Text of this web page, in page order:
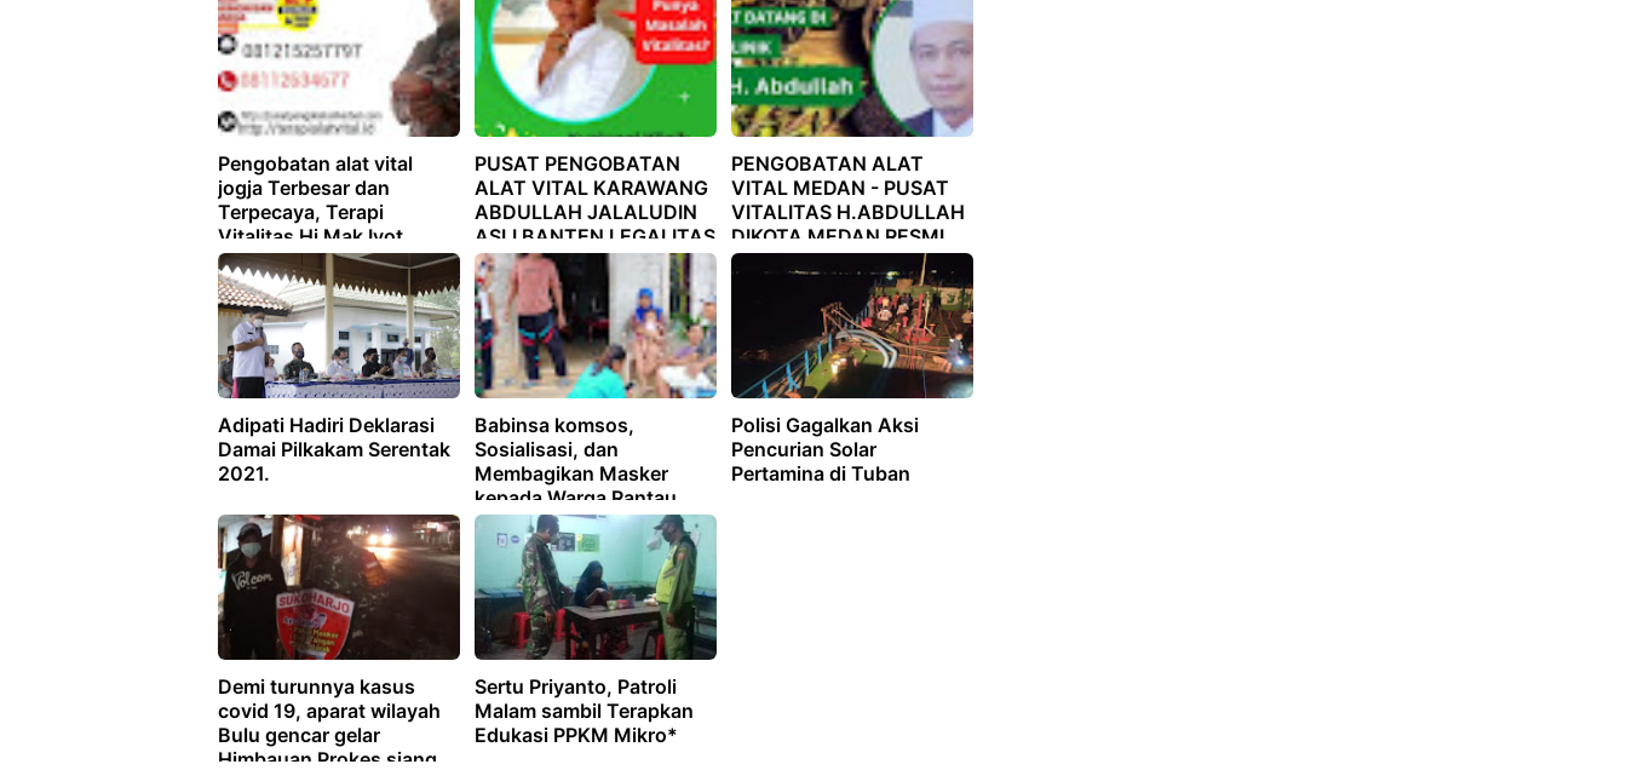
Pengobatan alat vital
jogja Terbesar dan
Terpecaya, Terapi
Vitalitas Hj Mak Iyot
PUSAT PENGOBATAN
ALAT VITAL KARAWANG
ABDULLAH JALALUDIN
ASLI BANTEN LEGALITAS
RESMI
PENGOBATAN ALAT
VITAL MEDAN - PUSAT
VITALITAS H.ABDULLAH
DIKOTA MEDAN RESMI
DAN TERBUKTI
Adipati Hadiri Deklarasi
Damai Pilkakam Serentak
2021.
Babinsa komsos,
Sosialisasi, dan
Membagikan Masker
kepada Warga Rantau
Jaya, Banjit.
Polisi Gagalkan Aksi
Pencurian Solar
Pertamina di Tuban
Demi turunnya kasus
covid 19, aparat wilayah
Bulu gencar gelar
Himbauan Prokes siang
Sertu Priyanto, Patroli
Malam sambil Terapkan
Edukasi PPKM Mikro*